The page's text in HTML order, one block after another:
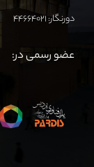
دورنگار: ۴۴۶۶۴۰۲۱
عضو رسمی در: